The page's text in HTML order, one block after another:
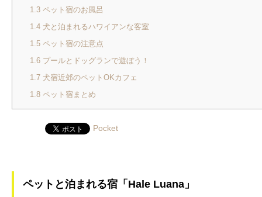
1.3ペット宿のお風呂
1.4犬と泊まれるハワイアンな客室
1.5ペット宿の注意点
1.6プールとドッグランで遊ぼう！
1.7犬宿近郊のペットOKカフェ
1.8ペット宿まとめ
Pocket
ペットと泊まれる宿「HaleLuana」